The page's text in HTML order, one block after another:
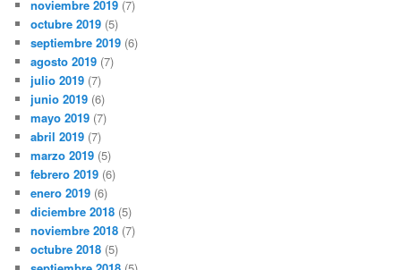
noviembre 2019 (7)
octubre 2019 (5)
septiembre 2019 (6)
agosto 2019 (7)
julio 2019 (7)
junio 2019 (6)
mayo 2019 (7)
abril 2019 (7)
marzo 2019 (5)
febrero 2019 (6)
enero 2019 (6)
diciembre 2018 (5)
noviembre 2018 (7)
octubre 2018 (5)